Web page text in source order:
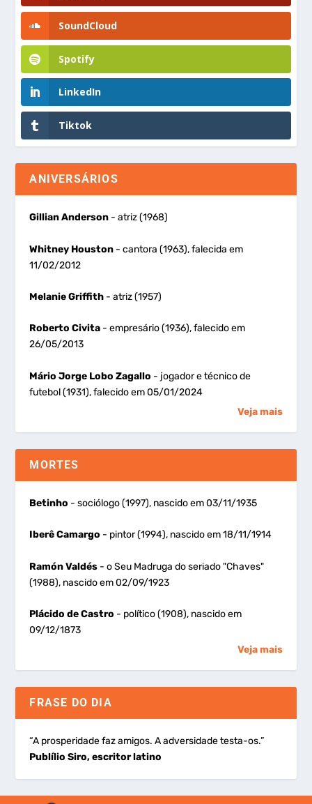
SoundCloud
Spotify
LinkedIn
Tiktok
ANIVERSÁRIOS
Gillian Anderson - atriz (1968)
Whitney Houston - cantora (1963), falecida em
11/02/2012
Melanie Griffith - atriz (1957)
Roberto Civita - empresário (1936), falecido em
26/05/2013
Mário Jorge Lobo Zagallo - jogador e técnico de
futebol (1931), falecido em 05/01/2024
Veja mais
MORTES
Betinho - sociólogo (1997), nascido em 03/11/1935
Iberê Camargo - pintor (1994), nascido em 18/11/1914
Ramón Valdés - o Seu Madruga do seriado "Chaves"
(1988), nascido em 02/09/1923
Plácido de Castro - político (1908), nascido em
09/12/1873
Veja mais
FRASE DO DIA
“A prosperidade faz amigos. A adversidade testa-os.”
Publílio Siro, escritor latino